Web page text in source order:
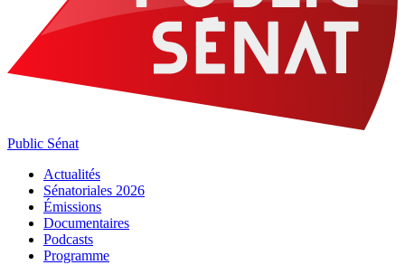
Public Sénat
Actualités
Sénatoriales 2026
Émissions
Documentaires
Podcasts
Programme